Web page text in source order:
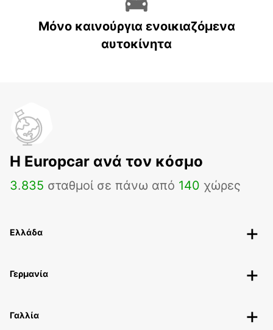
Μόνο καινούργια ενοικιαζόμενα
αυτοκίνητα
H Europcar ανά τον κόσμο
3.835 σταθμοί σε πάνω από 140 χώρες
Ελλάδα
Γερμανία
Γαλλία